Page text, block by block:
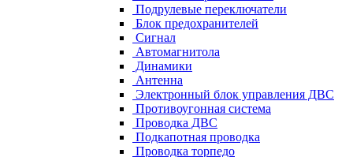
Подрулевые переключатели
Блок предохранителей
Сигнал
Автомагнитола
Динамики
Антенна
Электронный блок управления ДВС
Противоугонная система
Проводка ДВС
Подкапотная проводка
Проводка торпедо